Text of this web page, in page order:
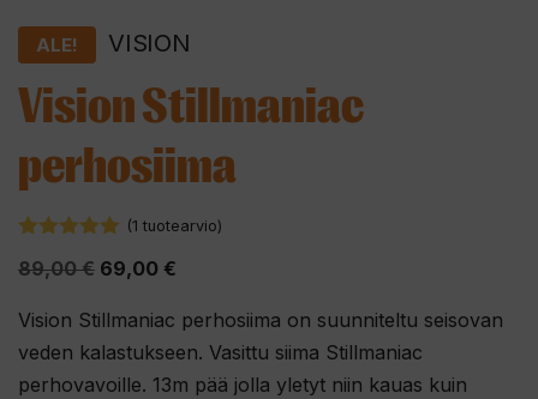
ALE! VISION
Vision Stillmaniac
perhosiima
(1 tuotearvio)
89,00€ Alkuperäinen
oli:
89,00 €.
69,00 €
on:
69,00 €.
Vision Stillmaniac perhosiima on suunniteltu seisovan
veden kalastukseen. Vasittu siima Stillmaniac
perhovavoille. 13m pää jolla yletyt niin kauas kuin